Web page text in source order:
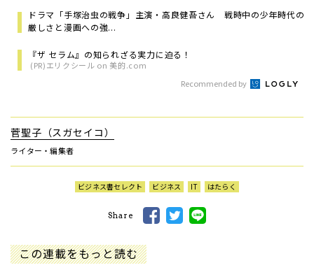
ドラマ「手塚治虫の戦争」主演・高良健吾さん 戦時中の少年時代の
厳しさと漫画への強...
『ザ セラム』の知られざる実力に迫る！
(PR)エリクシール on 美的.com
Recommended by
菅聖子（スガセイコ）
ライター・編集者
ビジネス書セレクト ビジネス IT はたらく
Share
この連載をもっと読む